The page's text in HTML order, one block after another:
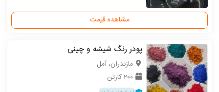
مشاهده قیمت
پودر رنگ شیشه و چینی
مازندران، آمل
200 کارتن